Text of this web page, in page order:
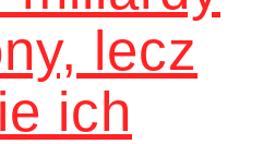
lecz
ich